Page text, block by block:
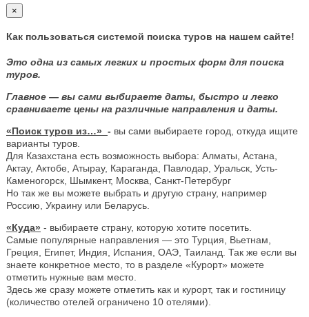
×
Как пользоваться системой поиска туров на нашем сайте!
Это одна из самых легких и простых форм для поиска
туров.
Главное — вы сами выбираете даты, быстро и легко
сравниваете цены на различные направления и даты.
«Поиск туров из…» - вы сами выбираете город, откуда ищите
варианты туров.
Для Казахстана есть возможность выбора: Алматы, Астана,
Актау, Актобе, Атырау, Караганда, Павлодар, Уральск, Усть-
Каменогорск, Шымкент, Москва, Санкт-Петербург
Но так же вы можете выбрать и другую страну, например
Россию, Украину или Беларусь.
«Куда» - выбираете страну, которую хотите посетить.
Самые популярные направления — это Турция, Вьетнам,
Греция, Египет, Индия, Испания, ОАЭ, Таиланд. Так же если вы
знаете конкретное место, то в разделе «Курорт» можете
отметить нужные вам место.
Здесь же сразу можете отметить как и курорт, так и гостиницу
(количество отелей ограничено 10 отелями).